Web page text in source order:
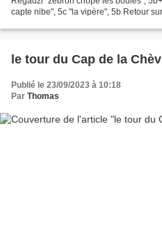
capte nibe", 5c "la vipère", 5b Retour
le tour du Cap de la
Publié le 23/09/2023 à 10:18
Par Thomas